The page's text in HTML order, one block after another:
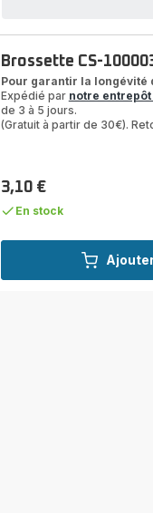
Brossette CS-
Pour garantir la longévité
Expédié par notre
de 3 à 5 jours.
(Gratuit à partir de 30€).
Prix
3,10 €
En stock